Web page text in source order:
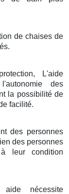
de chaises de
L'aide
des
la possibilité de
facilité.
des personnes
des personnes
leur condition
nécessite